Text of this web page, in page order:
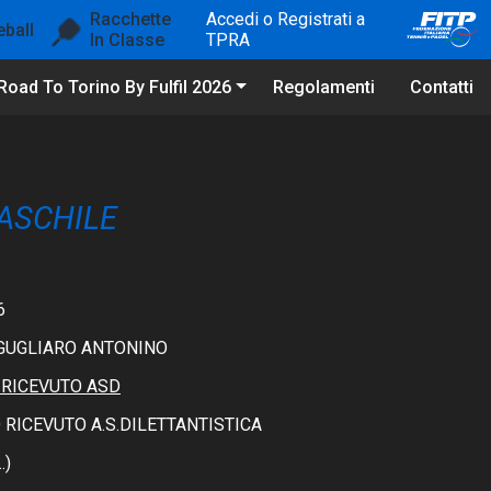
Racchette
In Classe
Accedi o Registrati a
TPRA
To Torino By Fulfil 2026 Regolamenti Contatti
ANTONINO
ASD
A.S.DILETTANTISTICA